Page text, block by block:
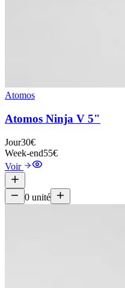
Atomos
Atomos Ninja V 5"
Jour30€
Week-end55€
Voir
0 unité